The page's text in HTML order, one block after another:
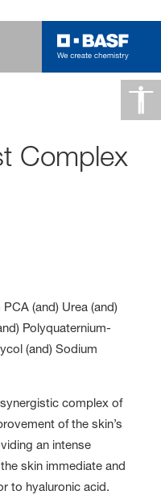
Complex
(and) Urea (and)
Polyquaternium-
(and) Sodium
complex of
of the skin’s
an intense
skin immediate and
to hyaluronic acid.